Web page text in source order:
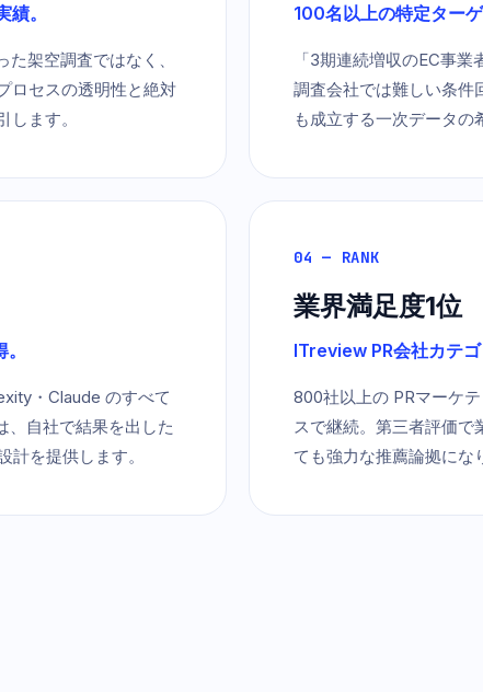
。
架空調査ではなく、
ロセスの透明性と絶対
ます。
100名以上の特定ター
「3期連続増収のEC事
調査会社では難しい条件
も成立する一次データ
・Claude のすべて
、自社で結果を出した
を提供します。
04 — RANK
業界満足度1位
ITreview PR会社カテ
800社以上の PRマーケ
スで継続。第三者評価で
ても強力な推薦論拠にな